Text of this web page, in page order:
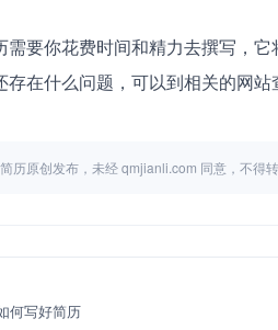
需要你花费时间和精力去撰写，
存在什么问题，可以到相关的网
历原创发布，未经 qmjianli.com 同意，不得转
何写好简历